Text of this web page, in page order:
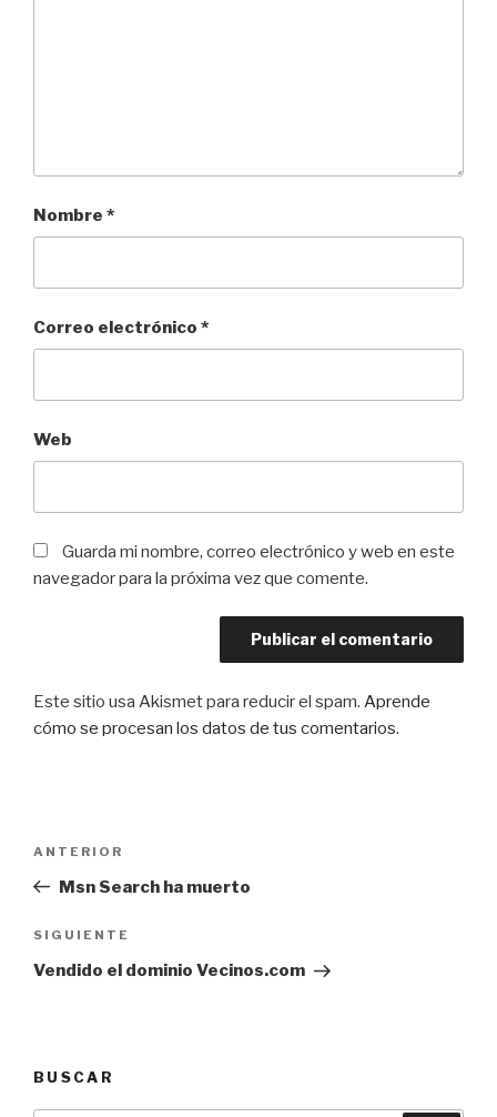
Nombre *
Correo electrónico *
Web
Guarda mi nombre, correo electrónico y web en este
navegador para la próxima vez que comente.
Este sitio usa Akismet para reducir el spam. Aprende
cómo se procesan los datos de tus comentarios.
entradas
Entrada
anterior:
ANTERIOR
Msn Search ha muerto
Siguiente
entrada
SIGUIENTE
Vendido el dominio Vecinos.com
BUSCAR